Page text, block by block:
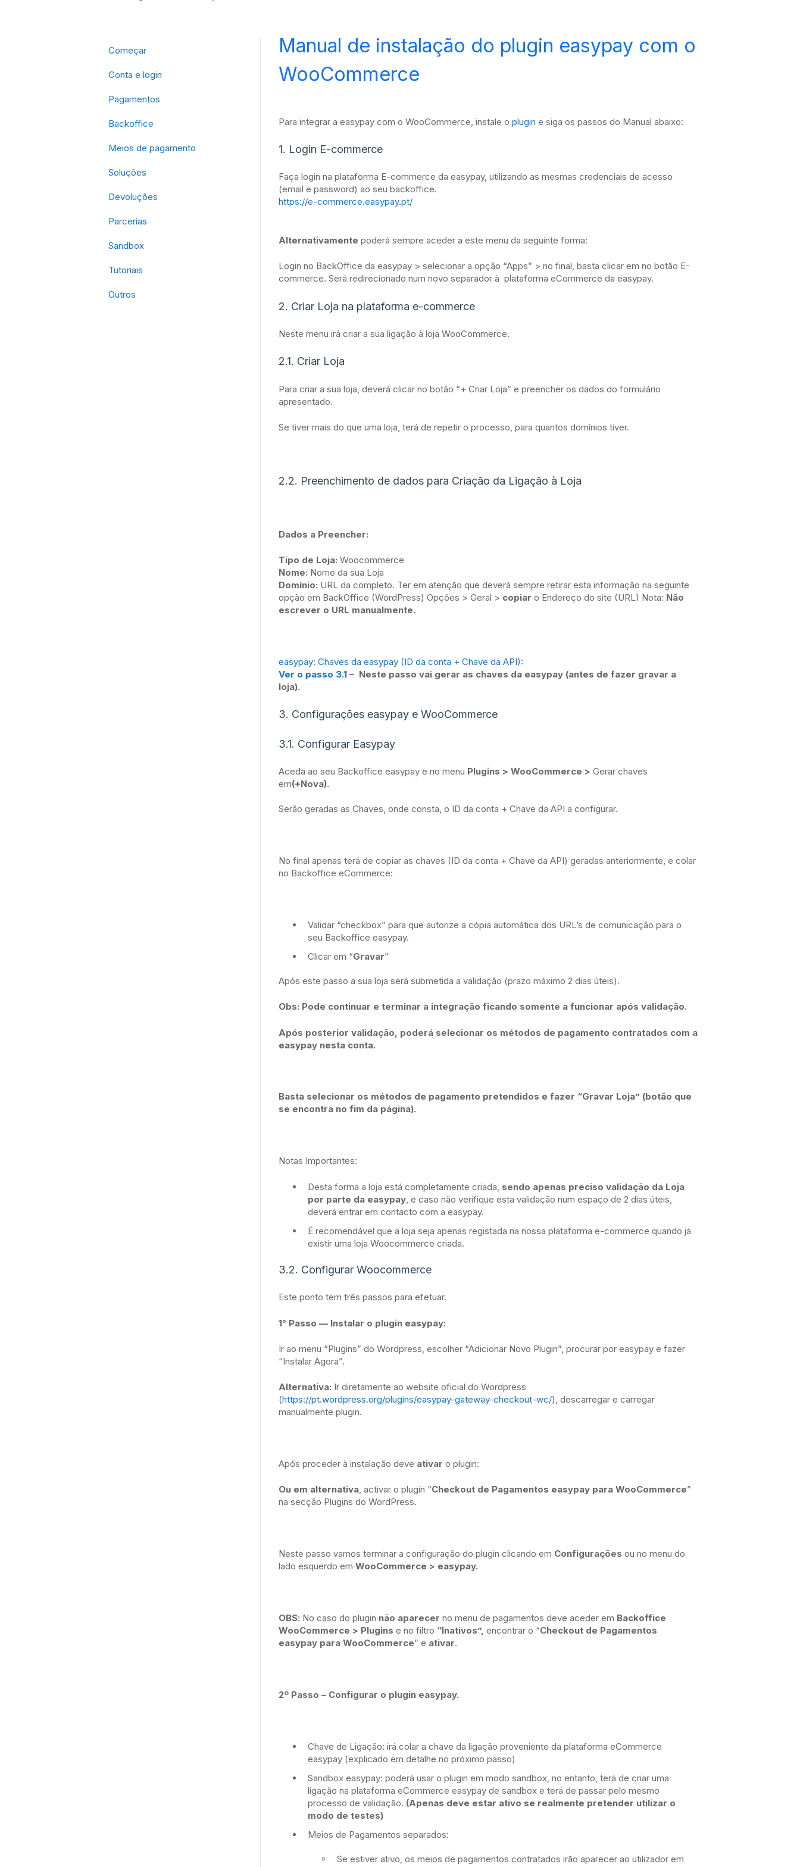
Manual de instalação do plugin easypay com o
WooCommerce
Para integrar a easypay com o WooCommerce, instale o plugin e siga os passos do Manual abaixo:
1. Login E-commerce
Faça login na plataforma E-commerce da easypay, utilizando as mesmas credenciais de acesso
(email e password) ao seu backoffice.
https://e-commerce.easypay.pt/
Alternativamente poderá sempre aceder a este menu da seguinte forma:
Login no BackOffice da easypay > selecionar a opção “Apps” > no final, basta clicar em no botão E-
commerce. Será redirecionado num novo separador à plataforma eCommerce da easypay.
2. Criar Loja na plataforma e-commerce
Neste menu irá criar a sua ligação à loja WooCommerce.
2.1. Criar Loja
Para criar a sua loja, deverá clicar no botão “+ Criar Loja” e preencher os dados do formulário
apresentado.
Se tiver mais do que uma loja, terá de repetir o processo, para quantos domínios tiver.
2.2. Preenchimento de dados para Criação da Ligação à Loja
Dados a Preencher:
Tipo de Loja: Woocommerce
Nome: Nome da sua Loja
Domínio: URL da completo. Ter em atenção que deverá sempre retirar esta informação na seguinte
opção em BackOffice (WordPress) Opções > Geral > copiar o Endereço do site (URL) Nota: Não
escrever o URL manualmente.
easypay: Chaves da easypay (ID da conta + Chave da API):
Ver o passo 3.1– Neste passo vai gerar as chaves da easypay (antes de fazer gravar a
loja).
3. Configurações easypay e WooCommerce
3.1. Configurar Easypay
Aceda ao seu Backoffice easypay e no menu Plugins > WooCommerce > Gerar chaves
em(+Nova).
Serão geradas as Chaves, onde consta, o ID da conta + Chave da API a configurar.
No final apenas terá de copiar as chaves (ID da conta + Chave da API) geradas anteriormente, e colar
no Backoffice eCommerce:
Validar “checkbox” para que autorize a cópia automática dos URL’s de comunicação para o
seu Backoffice easypay.
Clicar em “Gravar”
Após este passo a sua loja será submetida a validação (prazo máximo 2 dias úteis).
Obs: Pode continuar e terminar a integração ficando somente a funcionar após validação.
Após posterior validação, poderá selecionar os métodos de pagamento contratados com a
easypay nesta conta.
Basta selecionar os métodos de pagamento pretendidos e fazer “Gravar Loja” (botão que
se encontra no fim da página).
Notas Importantes:
Desta forma a loja está completamente criada, sendo apenas preciso validação da Loja
por parte da easypay, e caso não verifique esta validação num espaço de 2 dias úteis,
deverá entrar em contacto com a easypay.
É recomendável que a loja seja apenas registada na nossa plataforma e-commerce quando já
existir uma loja Woocommerce criada.
3.2. Configurar Woocommerce
Este ponto tem três passos para efetuar.
1° Passo — Instalar o plugin easypay:
Ir ao menu “Plugins” do Wordpress, escolher “Adicionar Novo Plugin”, procurar por easypay e fazer
“Instalar Agora”.
Alternativa: Ir diretamente ao website oficial do Wordpress
(https://pt.wordpress.org/plugins/easypay-gateway-checkout-wc/), descarregar e carregar
manualmente plugin.
Após proceder à instalação deve ativar o plugin:
Ou em alternativa, activar o plugin “Checkout de Pagamentos easypay para WooCommerce”
na secção Plugins do WordPress.
Neste passo vamos terminar a configuração do plugin clicando em Configurações ou no menu do
lado esquerdo em WooCommerce > easypay.
OBS: No caso do plugin não aparecer no menu de pagamentos deve aceder em Backoffice
WooCommerce > Plugins e no filtro “Inativos”, encontrar o “Checkout de Pagamentos
easypay para WooCommerce” e ativar.
2º Passo – Configurar o plugin easypay.
Chave de Ligação: irá colar a chave da ligação proveniente da plataforma eCommerce
easypay (explicado em detalhe no próximo passo)
Sandbox easypay: poderá usar o plugin em modo sandbox, no entanto, terá de criar uma
ligação na plataforma eCommerce easypay de sandbox e terá de passar pelo mesmo
processo de validação. (Apenas deve estar ativo se realmente pretender utilizar o
modo de testes)
Meios de Pagamentos separados:
Se estiver ativo, os meios de pagamentos contratados irão aparecer ao utilizador em
Começar
Conta e login
Pagamentos
Backoffice
Meios de pagamento
Soluções
Devoluções
Parcerias
Sandbox
Tutoriais
Outros